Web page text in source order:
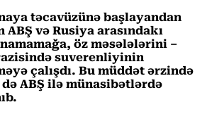
təcavüzünə başlayandan
və Rusiya arasındakı
öz məsələlərini –
suverenliyinin
çalışdı. Bu müddət ərzində
ABŞ ilə münasibətlərdə